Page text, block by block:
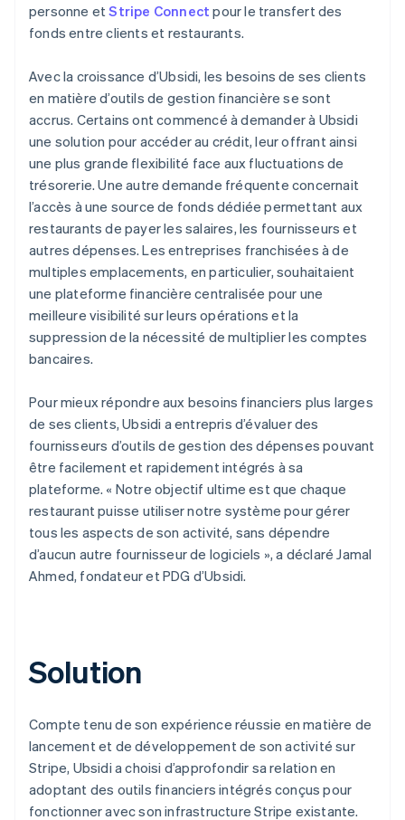
personne etStripe Connect pour le transfert des
fonds entre clients et restaurants.
Avec la croissance d’Ubsidi, les besoins de ses clients
en matière d’outils de gestion financière se sont
accrus. Certains ont commencé à demander à Ubsidi
une solution pour accéder au crédit, leur offrant ainsi
une plus grande flexibilité face aux fluctuations de
trésorerie. Une autre demande fréquente concernait
l’accès à une source de fonds dédiée permettant aux
restaurants de payer les salaires, les fournisseurs et
autres dépenses. Les entreprises franchisées à de
multiples emplacements, en particulier, souhaitaient
une plateforme financière centralisée pour une
meilleure visibilité sur leurs opérations et la
suppression de la nécessité de multiplier les comptes
bancaires.
Pour mieux répondre aux besoins financiers plus larges
de ses clients, Ubsidi a entrepris d’évaluer des
fournisseurs d’outils de gestion des dépenses pouvant
être facilement et rapidement intégrés à sa
plateforme. « Notre objectif ultime est que chaque
restaurant puisse utiliser notre système pour gérer
tous les aspects de son activité, sans dépendre
d’aucun autre fournisseur de logiciels », a déclaré Jamal
Ahmed, fondateur et PDG d’Ubsidi.
Solution
Compte tenu de son expérience réussie en matière de
lancement et de développement de son activité sur
Stripe, Ubsidi a choisi d’approfondir sa relation en
adoptant des outils financiers intégrés conçus pour
fonctionner avec son infrastructure Stripe existante.